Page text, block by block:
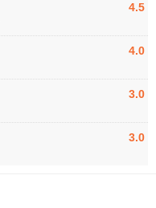
4.5
4.0
3.0
3.0